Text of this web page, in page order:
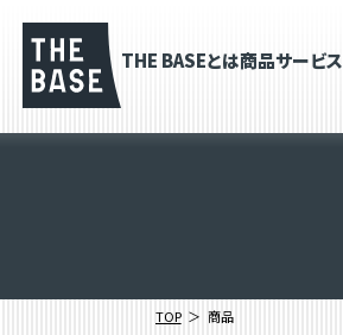
THE BASEとは商品サービス
TOP 商品